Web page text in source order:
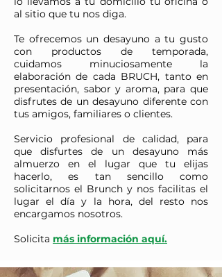
al sitio que tu nos diga.
Te ofrecemos un desayuno a tu gusto
con productos de temporada,
cuidamos minuciosamente la
elaboración de cada BRUCH, tanto en
presentación, sabor y aroma, para que
disfrutes de un desayuno diferente con
tus amigos, familiares o clientes.
Servicio profesional de calidad, para
que disfurtes de un desayuno más
almuerzo en el lugar que tu elijas
hacerlo, es tan sencillo como
solicitarnos el Brunch y nos facilitas el
lugar el día y la hora, del resto nos
encargamos nosotros.
Solicita más información aquí.